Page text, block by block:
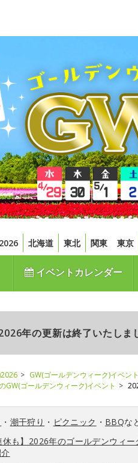
北海道 東北 関東 東京
イベントカレンダー
年の更新は終了いたしま
GW(ゴールデンウィーク)イベン
GW(ゴールデンウィーク)イベント
・ 潮干狩り ・ ピクニック ・ BBQな
休も】2026年のゴールデンウィ